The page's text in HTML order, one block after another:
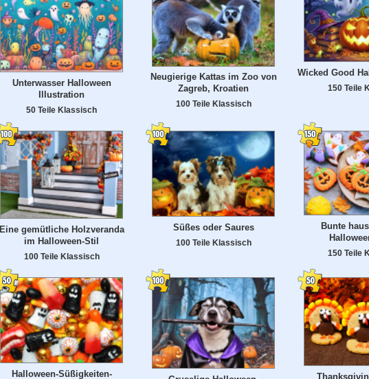
Unterwasser Halloween
Illustration
50 Teile Klassisch
Neugierige Kattas im Zoo von
Zagreb, Kroatien
100 Teile Klassisch
Wicked Good
150 Teile
Eine gemütliche Holzveranda
im Halloween-Stil
100 Teile Klassisch
Süßes oder Saures
100 Teile Klassisch
Bunte
150 Teile
Halloween-Süßigkeiten-